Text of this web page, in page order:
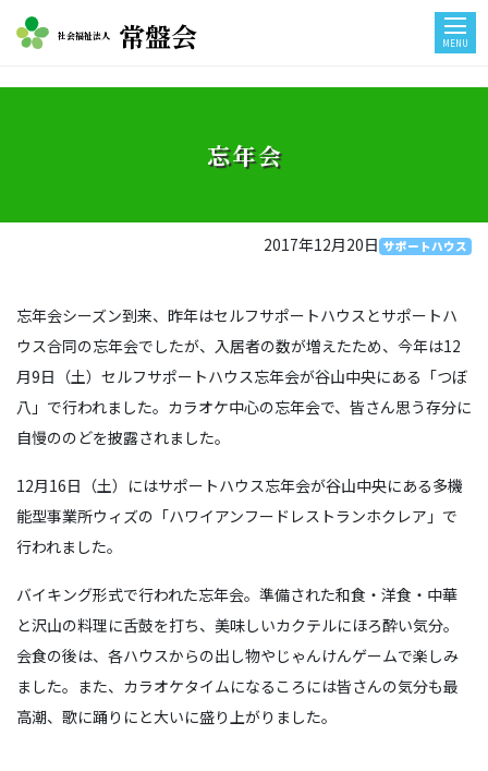
社会福祉法人 常盤会 MENU
忘年会
2017年12月20日 サポートハウス
忘年会シーズン到来、昨年はセルフサポートハウスとサポートハ
ウス合同の忘年会でしたが、入居者の数が増えたため、今年は12
月9日（土）セルフサポートハウス忘年会が谷山中央にある「つぼ
八」で行われました。カラオケ中心の忘年会で、皆さん思う存分に
自慢ののどを披露されました。
12月16日（土）にはサポートハウス忘年会が谷山中央にある多機
能型事業所ウィズの「ハワイアンフードレストランホクレア」で
行われました。
バイキング形式で行われた忘年会。準備された和食・洋食・中華
と沢山の料理に舌鼓を打ち、美味しいカクテルにほろ酔い気分。
会食の後は、各ハウスからの出し物やじゃんけんゲームで楽しみ
ました。また、カラオケタイムになるころには皆さんの気分も最
高潮、歌に踊りにと大いに盛り上がりました。